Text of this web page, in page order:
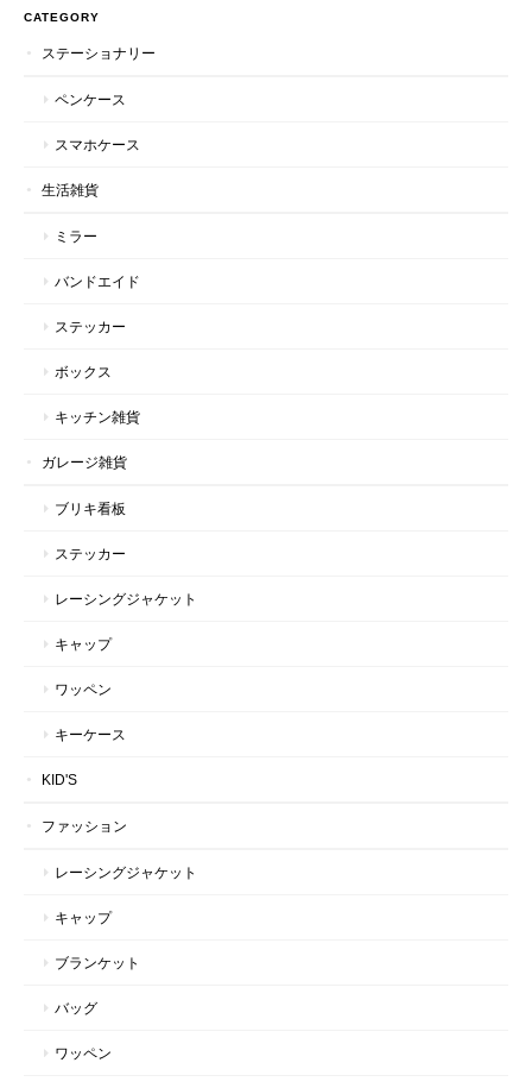
CATEGORY
ステーショナリー
ペンケース
スマホケース
生活雑貨
ミラー
バンドエイド
ステッカー
ボックス
キッチン雑貨
ガレージ雑貨
ブリキ看板
ステッカー
レーシングジャケット
キャップ
ワッペン
キーケース
KID'S
ファッション
レーシングジャケット
キャップ
ブランケット
バッグ
ワッペン